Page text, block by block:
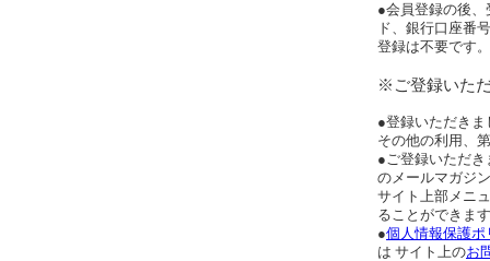
●会員登録の後
ド、銀行口座番
登録は不要です。
※ご登録いた
●登録いただき
その他の利用、
●ご登録いただ
のメールマガジ
サイト上部メニ
ることができま
●個人情報保護ポ
は サイト上のお